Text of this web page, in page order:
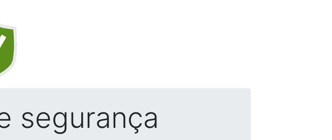
segurança